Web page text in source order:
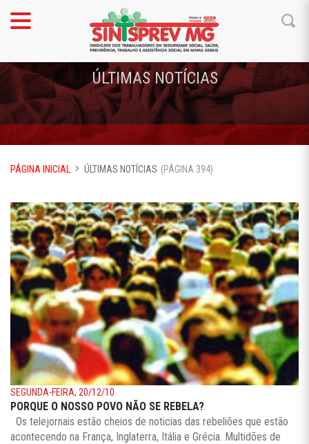
ÚLTIMAS NOTÍCIAS
PÁGINA INICIAL ÚLTIMAS NOTÍCIAS (PÁGINA 394)
SEGUNDA-FEIRA, 20/12/10
PORQUE O NOSSO POVO NÃO SE REBELA?
Os telejornais estão cheios de noticias das rebeliões que estão
acontecendo na França, Inglaterra, Itália e Grécia. Multidões de